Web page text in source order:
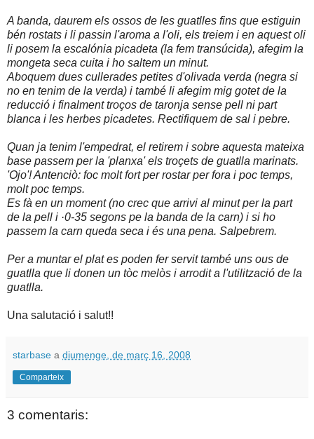
A banda, daurem els ossos de les guatlles fins que estiguin
bén rostats i li passin l'aroma a l'oli, els treiem i en aquest oli
li posem la escalónia picadeta (la fem transúcida), afegim la
mongeta seca cuita i ho saltem un minut.
Aboquem dues cullerades petites d'olivada verda (negra si
no en tenim de la verda) i també li afegim mig gotet de la
reducció i finalment troços de taronja sense pell ni part
blanca i les herbes picadetes. Rectifiquem de sal i pebre.
Quan ja tenim l'empedrat, el retirem i sobre aquesta mateixa
base passem per la 'planxa' els troçets de guatlla marinats.
'Ojo'! Antenciò: foc molt fort per rostar per fora i poc temps,
molt poc temps.
Es fà en un moment (no crec que arrivi al minut per la part
de la pell i ·0-35 segons pe la banda de la carn) i si ho
passem la carn queda seca i és una pena. Salpebrem.
Per a muntar el plat es poden fer servit també uns ous de
guatlla que li donen un tòc melòs i arrodit a l'utilització de la
guatlla.
Una salutació i salut!!
starbase a diumenge, de març 16, 2008
Comparteix
3 comentaris: